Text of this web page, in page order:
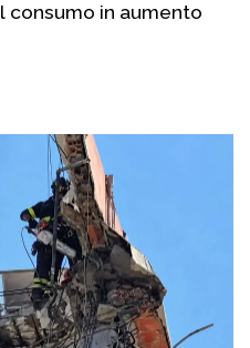
consumo in aumento